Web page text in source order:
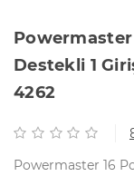
Powermaster
Destekli 1
4262
Powermaster 16